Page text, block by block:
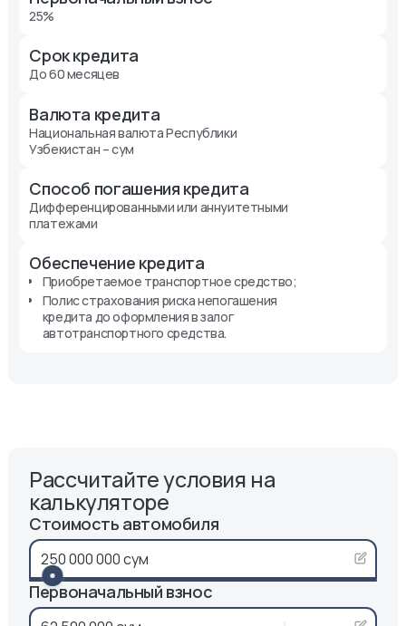
25%
Срок кредита
До 60 месяцев
Валюта кредита
Национальная валюта Республики
Узбекистан – сум
Способ погашения кредита
Дифференцированными или аннуитетными
платежами
Обеспечение кредита
Приобретаемое транспортное средство;
Полис страхования риска непогашения
кредита до оформления в залог
автотранспортного средства.
Рассчитайте условия на
калькуляторе
Стоимость автомобиля
Первоначальный взнос